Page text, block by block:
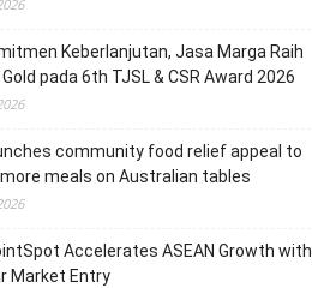
Keberlanjutan, Jasa Marga Raih
pada 6th TJSL & CSR Award 2026
community food relief appeal to
meals on Australian tables
Accelerates ASEAN Growth with
Market Entry